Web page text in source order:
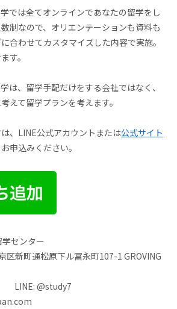
では全てオンラインであなたの留学をし
制なので、オリエンテーションも資料も
合わせてカスタマイズした内容で実施。
す。
は、留学手配だけをする会社ではなく、
えて留学プランを考えます。
、LINE公式アカウントまたは公式サイト
申込みください。
センター
区新町通松原下ル冨永町107-1 GROVING
LINE: @study7